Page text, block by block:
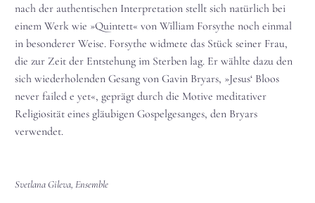
nach der authentischen Interpretation stellt sich natürlich bei
einem Werk wie »Quintett« von William Forsythe noch einmal
in besonderer Weise. Forsythe widmete das Stück seiner Frau,
die zur Zeit der Entstehung im Sterben lag. Er wählte dazu den
sich wiederholenden Gesang von Gavin Bryars, »Jesus‘ Bloos
never failed e yet«, geprägt durch die Motive meditativer
Religiosität eines gläubigen Gospelgesanges, den Bryars
verwendet.
Svetlana Gileva, Ensemble